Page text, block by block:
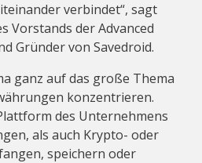
verbindet“, sagt
Vorstands der Advanced
Gründer von Savedroid.
ganz auf das große Thema
konzentrieren.
des Unternehmens
als auch Krypto- oder
speichern oder